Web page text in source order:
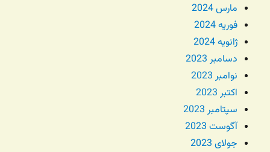
مارس 2024
فوریه 2024
ژانویه 2024
دسامبر 2023
نوامبر 2023
اکتبر 2023
سپتامبر 2023
آگوست 2023
جولای 2023